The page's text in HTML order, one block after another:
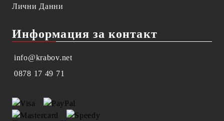
Лични Данни
Информация за контакт
info@krabov.net
0878 17 49 71